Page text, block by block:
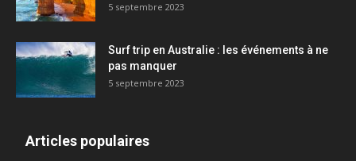
5 septembre 2023
Surf trip en Australie : les événements à ne
pas manquer
5 septembre 2023
Articles populaires